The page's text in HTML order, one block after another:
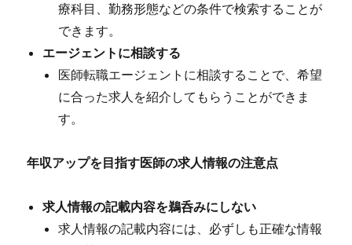
療科目、勤務形態などの条件で検索することが
できます。
エージェントに相談する
医師転職エージェントに相談することで、希望
に合った求人を紹介してもらうことができま
す。
年収アップを目指す医師の求人情報の注意点
求人情報の記載内容を鵜呑みにしない
求人情報の記載内容には、必ずしも正確な情報